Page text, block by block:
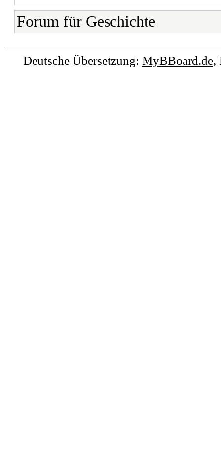
Forum für Geschichte
Deutsche Übersetzung: MyBBoard.de,